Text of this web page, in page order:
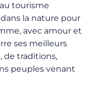
tourisme
la nature pour
avec amour et
ses meilleurs
de traditions,
peuples venant